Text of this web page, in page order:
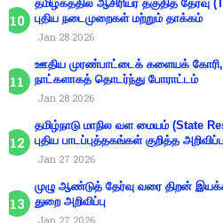
தமிழகத்தில் ஆசிரியர் தகுதித் தேர்வு
புதிய நடைமுறைகள் மற்றும் தாக்கம்
Jan 28 2026
ஊதிய முரண்பாட்டைக் களையக் கோரி,
நாட்களாகத் தொடர்ந்து போராட்டம்
Jan 28 2026
தமிழ்நாடு மாநில வள மையம் (State
புதிய பாடப்புத்தகங்கள் குறித்த
Jan 27 2026
முழு ஆண்டுத் தேர்வு வரை திறன்
துறை அறிவிப்பு
Jan 27 2026